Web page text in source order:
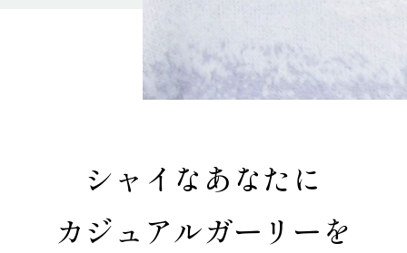
シャイなあなたに
カジュアルガーリーを